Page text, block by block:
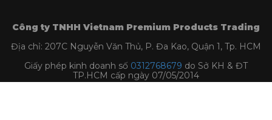
Công ty TNHH Vietnam Premium Products Trading
Địa chỉ: 207C Nguyễn Văn Thủ, P. Đa Kao, Quận 1, Tp. HCM
Giấy phép kinh doanh số 0312768679 do Sở KH & ĐT
TP.HCM cấp ngày 07/05/2014